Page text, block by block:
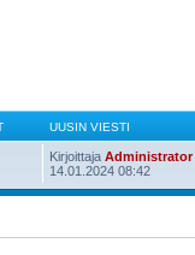
UUSIN VIESTI
KirjoittajaAdministrator
14.01.2024 08:42